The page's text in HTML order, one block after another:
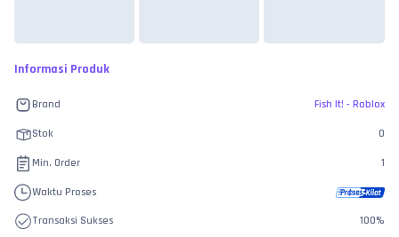
Informasi Produk
Brand Fish It! - Roblox
Stok 0
Min. Order 1
Waktu Proses
Transaksi Sukses 100%